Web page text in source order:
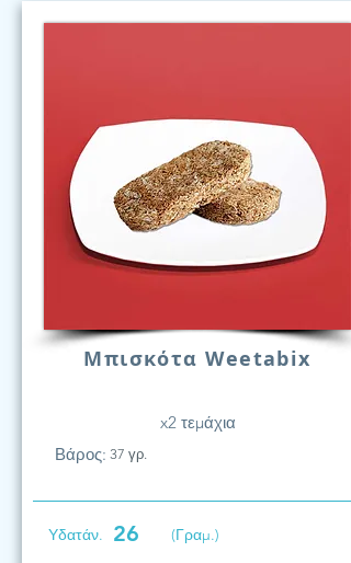
Μπισκότα Weetabix
x2 τεμάχια
Βάρος: 37 γρ.
Υδατάν. 26 (Γραμ.)